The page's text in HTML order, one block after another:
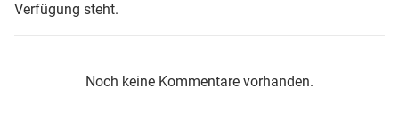
Verfügung steht.
Noch keine Kommentare vorhanden.